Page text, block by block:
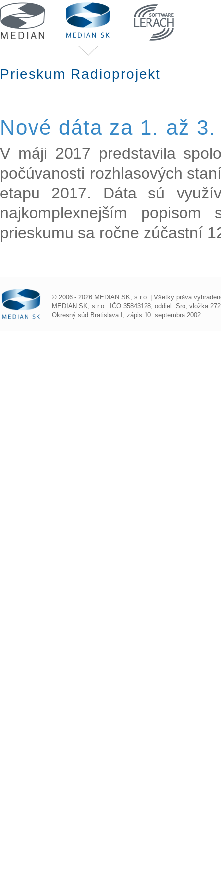
Prieskum Radioprojekt
Nové dáta za 1. až
V máji 2017 predstavila
počúvanosti rozhlasových
etapu 2017. Dáta sú
najkomplexnejším popisom
prieskumu sa ročne zúčastní
© 2006 - 2026 MEDIAN SK, s.r.o. | Všetky práva
MEDIAN SK, s.r.o.: IČO 35843128, oddiel: Sro, vložka
Okresný súd Bratislava I, zápis 10. septembra 2002